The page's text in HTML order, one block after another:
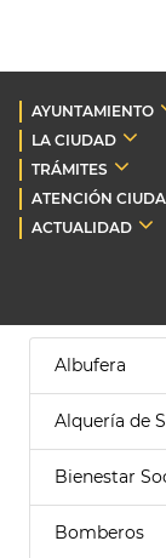
AYUNTAMIENTO
LA CIUDAD
TRÁMITES
ATENCIÓN
ACTUALIDAD
Albufera
Alquería de
Bienestar
Bomberos